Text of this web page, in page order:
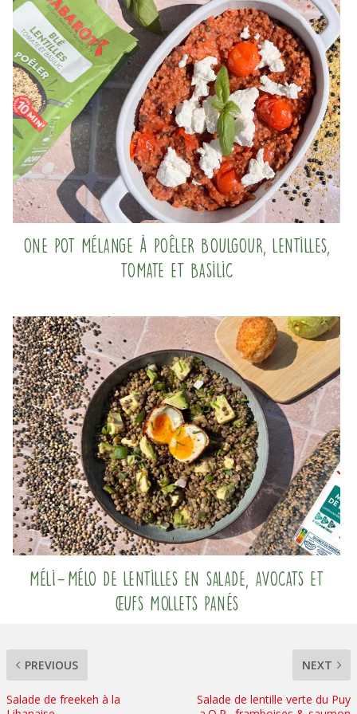
One pot mélange à poêler boulgour, lentilles,
tomate et basilic
Méli-Mélo de lentilles en salade, avocats et
œufs mollets panés
PREVIOUS
Salade de freekeh à la
NEXT
Salade de lentille verte du Puy